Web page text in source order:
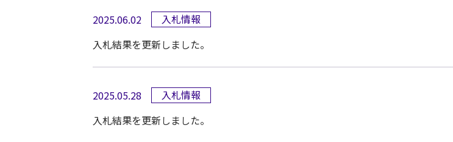
2025.06.02
入札情報
入札結果を更新しました。
2025.05.28
入札情報
入札結果を更新しました。